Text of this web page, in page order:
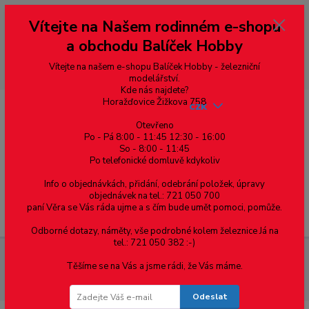
--- pro zákazníky ze Slovenska a jiných zemí, pokud chcete platit v eurech
přepněte si e-shop na euro 💶 pro přepočet měny - pravý horní roh ---
dobírky – pokud si z nějakého důvodu zásilku nevyzvednete, bude po
domluvě zaslána znovu s opětovnou platbou za poštovné, v opačném
případě bude zrušena a účet přidán na blacklist a rušeny následující
objednávky.
Menu
CZK
7985A drážka Ph
DIN 7985A-H, šroub s půlkulatou hlavou, křížová
drážka Phillips, ocel 4.8, zinek bílý, M2.5x20 mm
Vítejte na Našem rodinném e-shopu
a obchodu Balíček Hobby
Vítejte na našem e-shopu Balíček Hobby - železniční
modelářství.
Kde nás najdete?
Horažďovice Žižkova 758
Otevřeno
Po - Pá 8:00 - 11:45 12:30 - 16:00
So - 8:00 - 11:45
Po telefonické domluvě kdykoliv
Info o objednávkách, přidání, odebrání položek, úpravy
objednávek na tel.: 721 050 700
paní Věra se Vás ráda ujme a s čím bude umět pomoci, pomůže.
Odborné dotazy, náměty, vše podrobné kolem železnice Já na
tel.: 721 050 382 :-)
Těšíme se na Vás a jsme rádi, že Vás máme.
Odeslat